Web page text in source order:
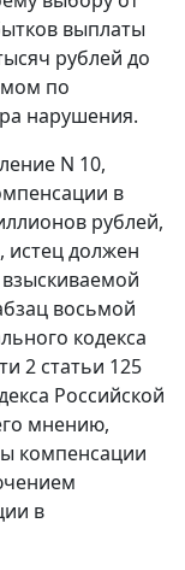
выплаты
рублей до
по
нарушения.
N 10,
в
рублей,
истец должен
восьмой
кодекса
2 статьи 125
Российской
мнению,
компенсации
в